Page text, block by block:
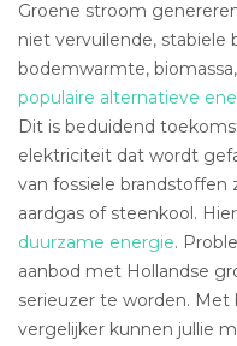
Groene stroom
niet vervuilende, stabiele
bodemwarmte,
populaire alternatieve
Dit is beduidend
elektriciteit dat wordt
van fossiele brandstoffen
aardgas of steenkool.
duurzame energie.
aanbod met Hollandse
serieuzer te worden.
vergelijker kunnen jullie